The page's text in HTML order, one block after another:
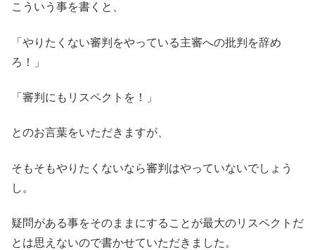
こういう事を書くと、
「やりたくない審判をやっている主審への批判を辞め
ろ！」
「審判にもリスペクトを！」
とのお言葉をいただきますが、
そもそもやりたくないなら審判はやっていないでしょう
し。
疑問がある事をそのままにすることが最大のリスペクトだ
とは思えないので書かせていただきました。